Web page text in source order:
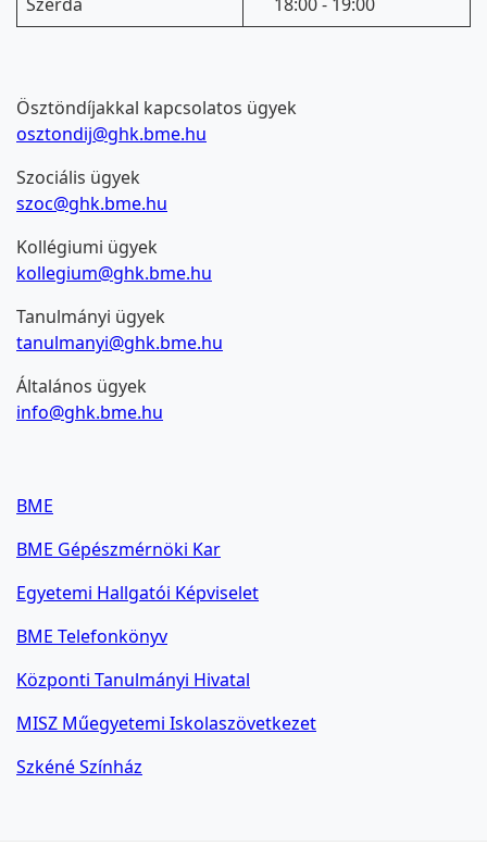
Ösztöndíjakkal kapcsolatos ügyek
osztondij@ghk.bme.hu
Szociális ügyek
szoc@ghk.bme.hu
Kollégiumi ügyek
kollegium@ghk.bme.hu
Tanulmányi ügyek
tanulmanyi@ghk.bme.hu
Általános ügyek
info@ghk.bme.hu
BME
BME Gépészmérnöki Kar
Egyetemi Hallgatói Képviselet
BME Telefonkönyv
Központi Tanulmányi Hivatal
MISZ Műegyetemi Iskolaszövetkezet
Szkéné Színház